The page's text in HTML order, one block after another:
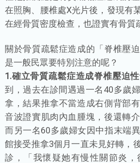
在照胸、腰椎處X光片後，發現有
在經骨質密度檢查，也證實有骨質
關於骨質疏鬆症造成的「脊椎壓
是一般民眾要特別注意的呢？
1.確立骨質疏鬆症造成脊椎壓迫
到，過去在診間遇過一名40多歲
拿，結果推拿不當造成右側背部
音波證實肌肉內血腫塊，後還轉
而另一名60多歲婦女因中指末端
館接受推拿3個月一直未見好轉，
診，「我懷疑她有慢性關節炎，